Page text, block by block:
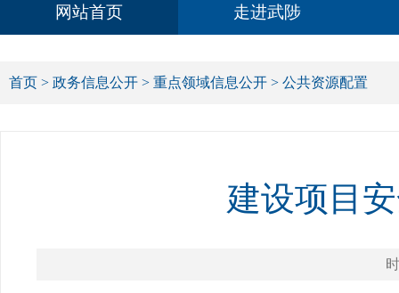
网站首页 走进武陟
首页 > 政务信息公开 > 重点领域信息公开 > 公共资源配置
建设项目